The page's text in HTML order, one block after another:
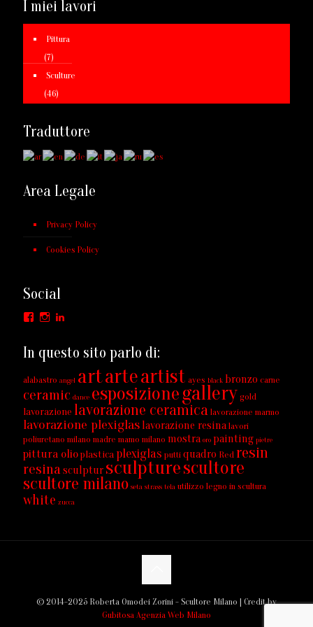
I miei lavori
Pittura
(7)
Sculture
(46)
Traduttore
Area Legale
Privacy Policy
Cookies Policy
Social
Facebook
Instagram
In questo sito parlo di:
alabastro angel artarteartist ayes black bronzo carne
ceramic dance esposizionegallery gold
lavorazione lavorazione ceramica lavorazione marmo
lavorazione plexiglas lavorazione resina lavori
poliuretano milano madre mamo milano mostra oro painting pietre
pittura olioplastica plexiglas putti quadro Red resin
resinasculptur sculpturescultore
scultore milano seta strass tela utilizzo legno in scultura
white zucca
© 2014-2025 Roberta Omodei Zorini - Scultore Milano | Credit by
Gubitosa Agenzia Web Milano